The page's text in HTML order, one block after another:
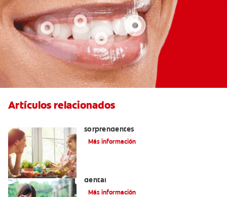
Artículos relacionados
sorprendentes
Más información
dental
Más información